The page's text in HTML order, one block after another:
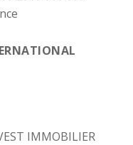
IMMOBILIER